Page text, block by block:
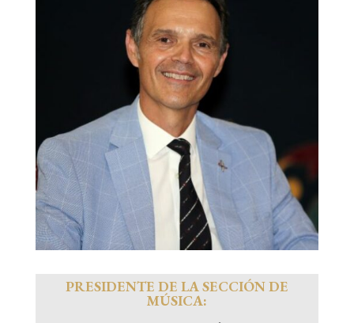
PRESIDENTE DE LA SECCIÓNDE
MÚSICA: